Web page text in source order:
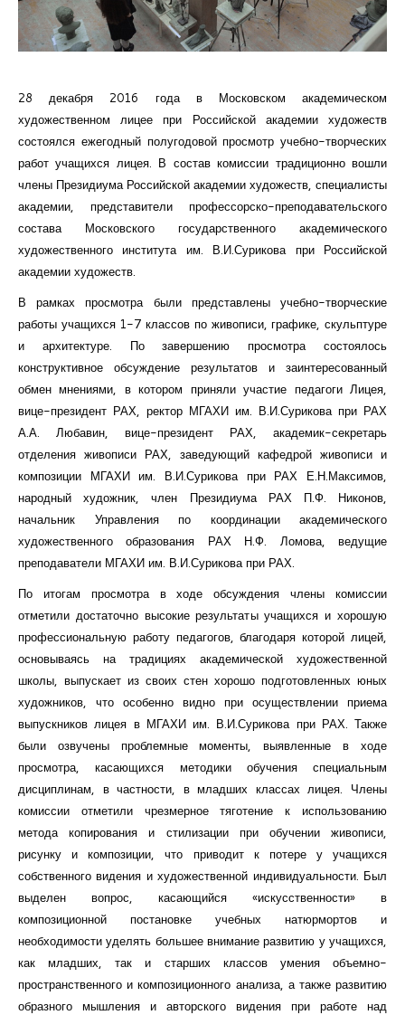
Курсы повышения квалификации
Центр непрерывного образования
Конкурсы
Творческий инкубатор
28 декабря 2016 года в Московском академическом
художественном лицее при Российской академии художеств
состоялся ежегодный полугодовой просмотр учебно-творческих
работ учащихся лицея. В состав комиссии традиционно вошли
члены Президиума Российской академии художеств, специалисты
академии, представители профессорско-преподавательского
состава Московского государственного академического
художественного института им. В.И.Сурикова при Российской
академии художеств.
В рамках просмотра были представлены учебно-творческие
работы учащихся 1-7 классов по живописи, графике, скульптуре
и архитектуре. По завершению просмотра состоялось
конструктивное обсуждение результатов и заинтересованный
обмен мнениями, в котором приняли участие педагоги Лицея,
вице-президент РАХ, ректор МГАХИ им. В.И.Сурикова при РАХ
А.А. Любавин, вице-президент РАХ, академик-секретарь
отделения живописи РАХ, заведующий кафедрой живописи и
композиции МГАХИ им. В.И.Сурикова при РАХ Е.Н.Максимов,
народный художник, член Президиума РАХ П.Ф. Никонов,
начальник Управления по координации академического
художественного образования РАХ Н.Ф. Ломова, ведущие
преподаватели МГАХИ им. В.И.Сурикова при РАХ.
По итогам просмотра в ходе обсуждения члены комиссии
отметили достаточно высокие результаты учащихся и хорошую
профессиональную работу педагогов, благодаря которой лицей,
основываясь на традициях академической художественной
школы, выпускает из своих стен хорошо подготовленных юных
художников, что особенно видно при осуществлении приема
выпускников лицея в МГАХИ им. В.И.Сурикова при РАХ. Также
были озвучены проблемные моменты, выявленные в ходе
просмотра, касающихся методики обучения специальным
дисциплинам, в частности, в младших классах лицея. Члены
комиссии отметили чрезмерное тяготение к использованию
метода копирования и стилизации при обучении живописи,
рисунку и композиции, что приводит к потере у учащихся
собственного видения и художественной индивидуальности. Был
выделен вопрос, касающийся «искусственности» в
композиционной постановке учебных натюрмортов и
необходимости уделять большее внимание развитию у учащихся,
как младших, так и старших классов умения объемно-
пространственного и композиционного анализа, а также развитию
образного мышления и авторского видения при работе над